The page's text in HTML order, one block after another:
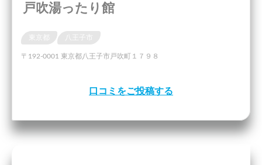
戸吹湯ったり館
東京都 八王子市
〒192-0001 東京都八王子市戸吹町１７９８
口コミをご投稿する